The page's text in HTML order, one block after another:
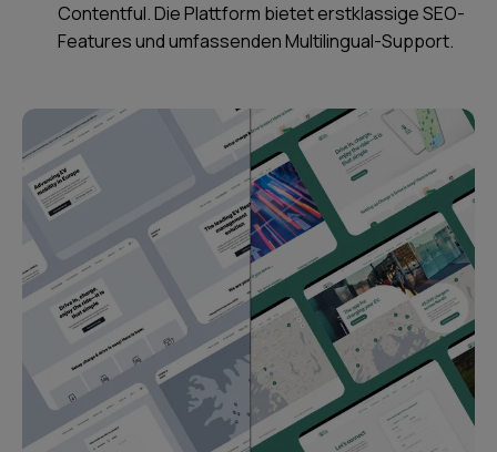
Contentful. Die Plattform bietet erstklassige SEO-
Features und umfassenden Multilingual-Support.